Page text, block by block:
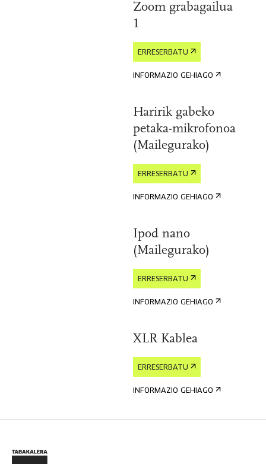
Zoom grabagailua
1
ERRESERBATU
INFORMAZIO GEHIAGO
Haririk gabeko
petaka-mikrofonoa
(Mailegurako)
ERRESERBATU
INFORMAZIO GEHIAGO
Ipod nano
(Mailegurako)
ERRESERBATU
INFORMAZIO GEHIAGO
XLR Kablea
ERRESERBATU
INFORMAZIO GEHIAGO